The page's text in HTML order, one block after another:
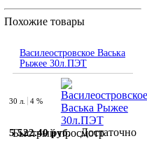
Похожие товары
Василеостровское Васька
Рыжее 30л.ПЭТ
Быстрый просмотр
30 л. 4 %
5 522.40 руб. Достаточно